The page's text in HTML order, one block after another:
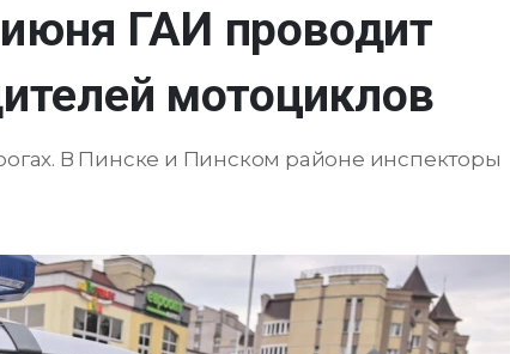
ГАИ проводит
мотоциклов
В Пинске и Пинском районе инспекторы